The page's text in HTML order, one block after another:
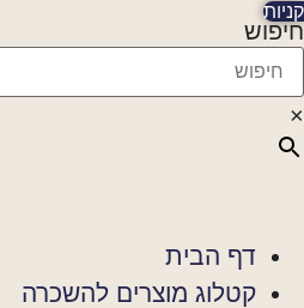
דף הבית
קטלוג מוצרים להשכרה